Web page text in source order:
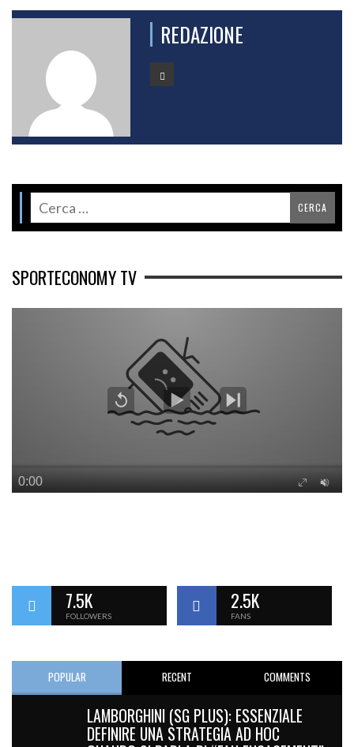
REDAZIONE
SPORTECONOMY TV
7.5K
FOLLOWERS
2.5K
FANS
POPULAR RECENT COMMENTS
LAMBORGHINI (SG PLUS): ESSENZIALE
DEFINIRE UNA STRATEGIA AD HOC